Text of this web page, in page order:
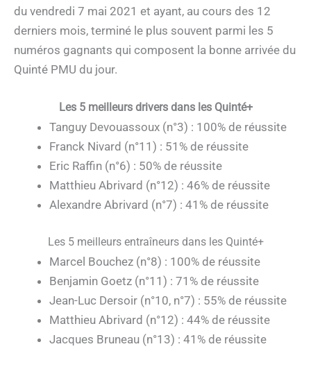
du vendredi 7 mai 2021 et ayant, au cours des 12
derniers mois, terminé le plus souvent parmi les 5
numéros gagnants qui composent la bonne arrivée du
Quinté PMU du jour.
Les 5 meilleurs drivers dans les Quinté+
Tanguy Devouassoux (n°3) : 100% de réussite
Franck Nivard (n°11) : 51% de réussite
Eric Raffin (n°6) : 50% de réussite
Matthieu Abrivard (n°12) : 46% de réussite
Alexandre Abrivard (n°7) : 41% de réussite
Les 5 meilleurs entraîneurs dans les Quinté+
Marcel Bouchez (n°8) : 100% de réussite
Benjamin Goetz (n°11) : 71% de réussite
Jean-Luc Dersoir (n°10, n°7) : 55% de réussite
Matthieu Abrivard (n°12) : 44% de réussite
Jacques Bruneau (n°13) : 41% de réussite